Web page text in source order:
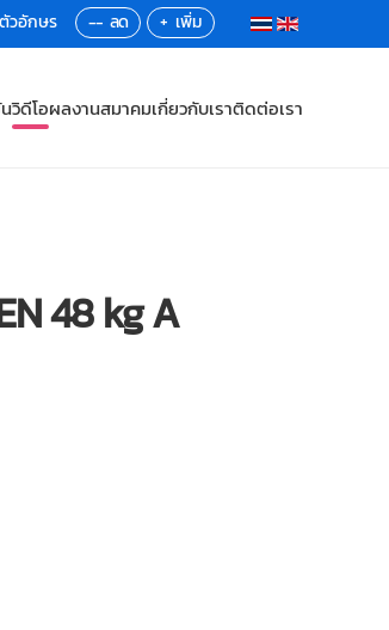
-- +
วิดีโอผลงานสมาคมเกี่ยวกับเราติดต่อเรา
48 kg A